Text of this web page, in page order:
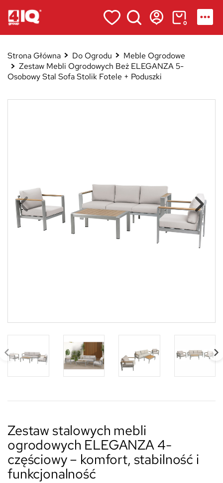
0
Strona Główna Do Ogrodu
Meble Ogrodowe
Zestaw Mebli Ogrodowych Beż ELEGANZA 5-
Osobowy Stal Sofa Stolik Fotele + Poduszki
Zestaw stalowych mebli
ogrodowych ELEGANZA 4-
częściowy – komfort, stabilność i
funkcjonalność